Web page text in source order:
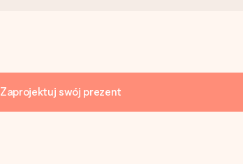
Zaprojektuj swój prezent